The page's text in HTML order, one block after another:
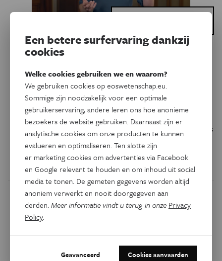
Dit is een artikel van:
Drones brengen
aardappelziekten in kaart
Aardappelplanten zijn erg vatbaar voor ziekten. Het maakt
dat deze gewassen soms wel tot 18 keer bespoten worden
met chemicaliën, waarbij landbouwers het hele veld ineens
behandelen. ILVO-onderzoeker Ruben Van De Vijver werkt
aan een methode om op basis van drones en AI gericht
enkel zieke planten te besproeien.
Een betere surfervaring dankzij
cookies
Welke cookies gebruiken we en waarom?
We gebruiken cookies op eoswetenschap.eu.
Sommige zijn noodzakelijk voor een optimale
gebruikerservaring, andere leren ons hoe anonieme
bezoekers de website gebruiken. Daarnaast zijn er
analytische cookies om onze producten te kunnen
evalueren en optimaliseren. Ten slotte zijn
er marketing cookies om advertenties via Facebook
en Google relevant te houden en om inhoud uit social
media te tonen. De gemeten gegevens worden altijd
anoniem verwerkt en nooit doorgegeven aan
derden.Meer informatie vindt u terug in onze Privacy
Policy.
Geavanceerd Cookies aanvaarden